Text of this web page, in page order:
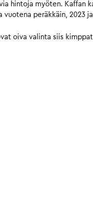
hintoja myöten. Kaffan
vuotena peräkkäin, 2023
oiva valinta siis